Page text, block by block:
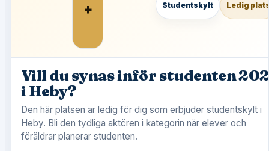
+ Studentskylt Ledig
Vill du synas inför studenten
i Heby?
Den här platsen är ledig för dig som erbjuder studentskylt i
Heby. Bli den tydliga aktören i kategorin när elever och
föräldrar planerar studenten.